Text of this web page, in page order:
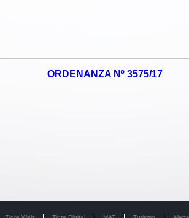
ORDENANZA Nº 3575/17